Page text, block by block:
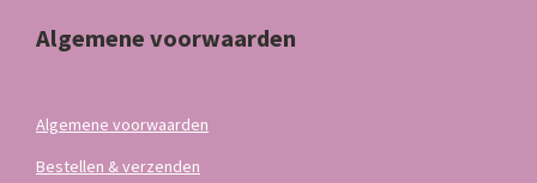
Algemene voorwaarden
Algemene voorwaarden
Bestellen & verzenden